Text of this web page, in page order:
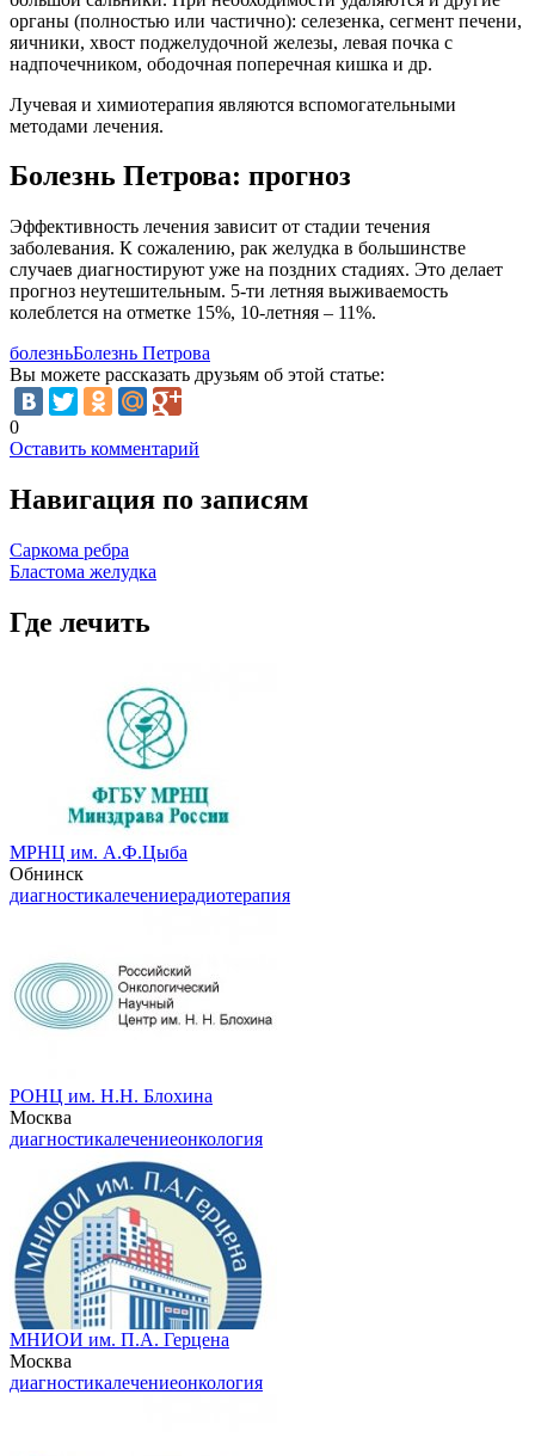
органы (полностью или частично): селезенка, сегмент печени,
яичники, хвост поджелудочной железы, левая почка с
надпочечником, ободочная поперечная кишка и др.
Лучевая и химиотерапия являются вспомогательными
методами лечения.
Болезнь Петрова: прогноз
Эффективность лечения зависит от стадии течения
заболевания. К сожалению, рак желудка в большинстве
случаев диагностируют уже на поздних стадиях. Это делает
прогноз неутешительным. 5-ти летняя выживаемость
колеблется на отметке 15%, 10-летняя – 11%.
болезньБолезнь Петрова
Вы можете рассказать друзьям об этой статье:
0
Оставить комментарий
Навигация по записям
Саркома ребра
Бластома желудка
Где лечить
МРНЦ им. А.Ф.Цыба
Обнинск
диагностикалечениерадиотерапия
РОНЦ им. Н.Н. Блохина
Москва
диагностикалечениеонкология
МНИОИ им. П.А. Герцена
Москва
диагностикалечениеонкология